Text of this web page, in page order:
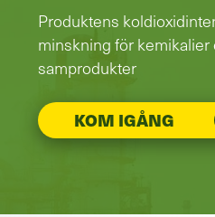
Produktens
minskning för kemikalier
samprodukter
KOM IGÅNG